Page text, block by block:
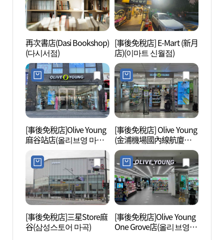
再次書店(Dasi Bookshop)
(다시서점)
[事後免稅店] E-Mart (新月
店)(이마트 신월점)
[事後免稅店]Olive Young
麻谷站店(올리브영 마곡
[事後免稅店] Olive Young
(金浦機場國內線航廈店)
(올리브영 김포공항국내
선청사점)
[事後免稅店]三星Store麻
谷(삼성스토어 마곡)
[事後免稅店]Olive Young
One Grove店(올리브영 원